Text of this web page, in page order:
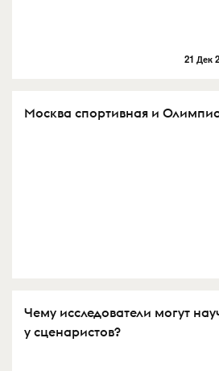
21 Дек
Москва спортивная и
Чему исследователи могут
у сценаристов?